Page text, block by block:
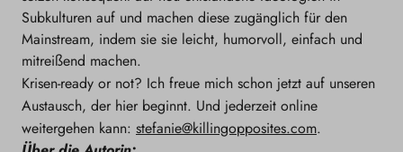
Subkulturen auf und machen diese zugänglich für den
Mainstream, indem sie sie leicht, humorvoll, einfach und
mitreißend machen.
Krisen-ready or not? Ich freue mich schon jetzt auf unseren
Austausch, der hier beginnt. Und jederzeit online
weitergehen kann: stefanie@killingopposites.com.